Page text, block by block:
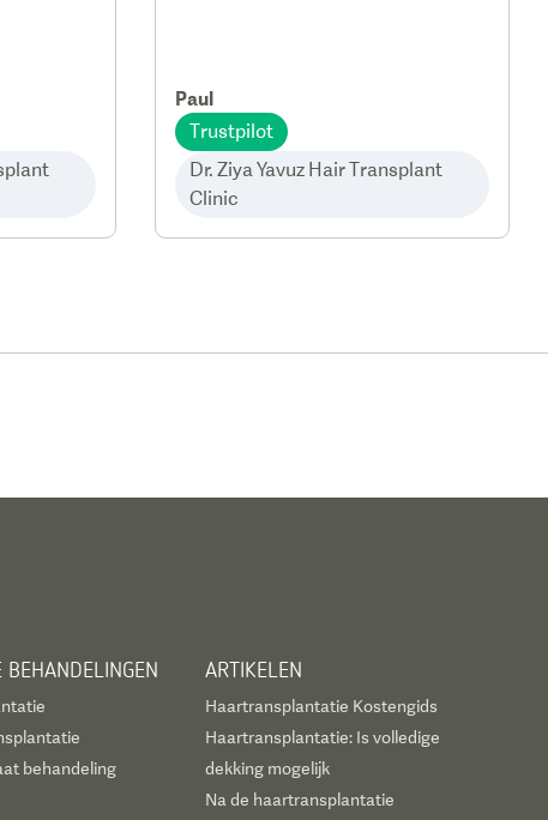
Paul
Trustpilot
Dr. Ziya Yavuz Hair Transplant
Clinic
BEHANDELINGEN
behandeling
ARTIKELEN
Haartransplantatie Kostengids
Haartransplantatie: Is volledige
dekking mogelijk
Na de haartransplantatie